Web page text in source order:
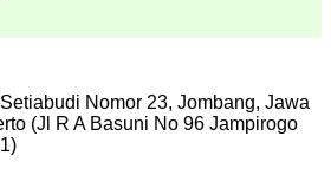
Nomor 23, Jombang, Jawa
(Jl R A Basuni No 96 Jampirogo